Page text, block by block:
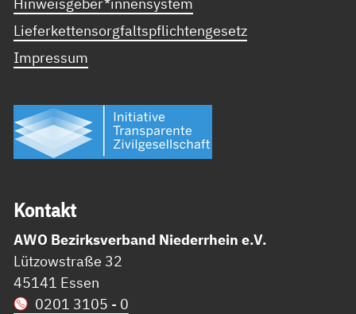
Lieferkettensorgfaltspflichtengesetz
Impressum
Kon­takt
AWO Bezirksverband Niederrhein e.V.
Lützowstraße 32
45141 Essen
0201 3105 - 0